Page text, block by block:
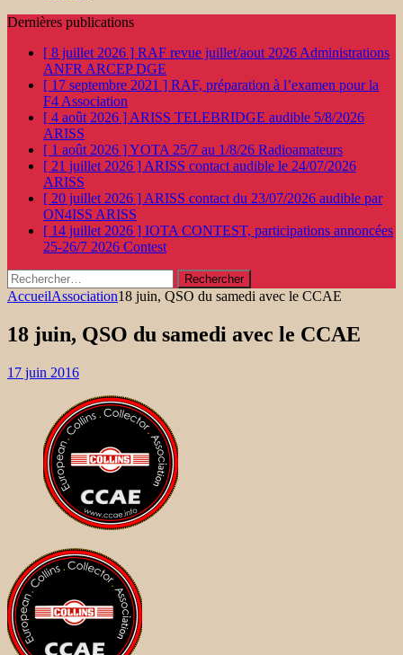
Dernières publications
[ 8 juillet 2026 ] RAF revue juillet/aout 2026 Administrations
ANFR ARCEP DGE
[ 17 septembre 2021 ] RAF, préparation à l’examen pour la
F4 Association
[ 4 août 2026 ] ARISS TELEBRIDGE audible 5/8/2026
ARISS
[ 1 août 2026 ]YOTA 25/7 au 1/8/26 Radioamateurs
[ 21 juillet 2026 ] ARISS contact audible le 24/07/2026
ARISS
[ 20 juillet 2026 ] ARISS contact du 23/07/2026 audible par
ON4ISS ARISS
[ 14 juillet 2026 ] IOTA CONTEST, participations annoncées
25-26/7 2026 Contest
Rechercher :
AccueilAssociation18 juin, QSO du samedi avec le CCAE
18 juin, QSO du samedi avec le CCAE
17 juin 2016